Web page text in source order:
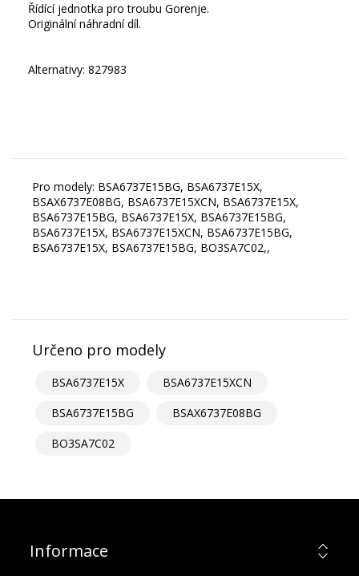
Řídící jednotka pro troubu Gorenje.
Originální náhradní díl.
Alternativy: 827983
Pro modely: BSA6737E15BG, BSA6737E15X,
BSAX6737E08BG, BSA6737E15XCN, BSA6737E15X,
BSA6737E15BG, BSA6737E15X, BSA6737E15BG,
BSA6737E15X, BSA6737E15XCN, BSA6737E15BG,
BSA6737E15X, BSA6737E15BG, BO3SA7C02,,
Určeno pro modely
BSA6737E15X
BSA6737E15XCN
BSA6737E15BG
BSAX6737E08BG
BO3SA7C02
Informace